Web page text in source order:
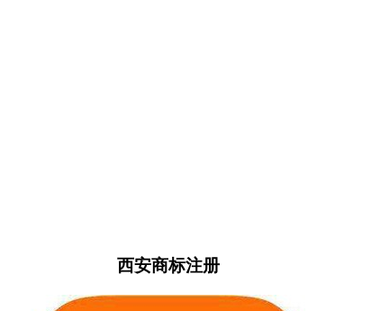
西安商标注册